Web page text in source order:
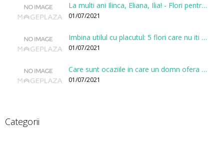
La multi ani Ilinca, Eliana, Ilia! - Flori pentru doamnele sarbatorite de Sfantul Ilie
01/07/2021
Imbina utilul cu placutul: 5 flori care nu iti vor face gaura in buget
01/07/2021
Care sunt ocaziile in care un domn ofera flori?
01/07/2021
Categorii